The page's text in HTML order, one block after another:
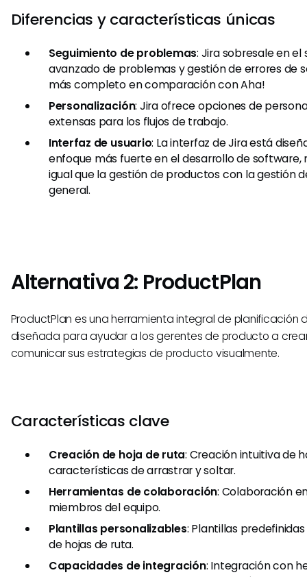
Diferencias y características únicas
Seguimiento de problemas: Jira sobresale en el
avanzado de problemas y gestión de errores de
más completo en comparación con Aha!
Personalización: Jira ofrece opciones de
extensas para los flujos de trabajo.
Interfaz de usuario: La interfaz de Jira está
enfoque más fuerte en el desarrollo de software,
igual que la gestión de productos con la gestión
general.
Alternativa 2: ProductPlan
ProductPlan es una herramienta integral de planificación
diseñada para ayudar a los gerentes de producto a
comunicar sus estrategias de producto visualmente.
Características clave
Creación de hoja de ruta: Creación intuitiva de
características de arrastrar y soltar.
Herramientas de colaboración: Colaboración
miembros del equipo.
Plantillas personalizables: Plantillas
de hojas de ruta.
Capacidades de integración: Integración con